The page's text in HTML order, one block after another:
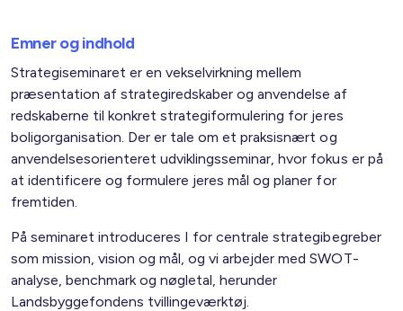
Emner og indhold
Strategiseminaret er en vekselvirkning mellem
præsentation af strategiredskaber og anvendelse af
redskaberne til konkret strategiformulering for jeres
boligorganisation. Der er tale om et praksisnært og
anvendelsesorienteret udviklingsseminar, hvor fokus er på
at identificere og formulere jeres mål og planer for
fremtiden.
På seminaret introduceres I for centrale strategibegreber
som mission, vision og mål, og vi arbejder med SWOT-
analyse, benchmark og nøgletal, herunder
Landsbyggefondens tvillingeværktøj.